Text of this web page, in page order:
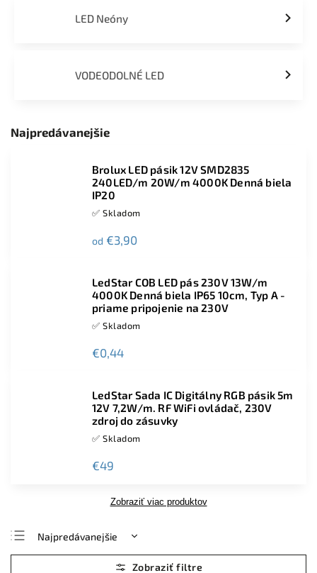
LED Neóny
VODEODOLNÉ LED
Najpredávanejšie
Brolux LED pásik 12V SMD2835
240LED/m 20W/m 4000K Denná biela
IP20
✅ Skladom
od €3,90
LedStar COB LED pás 230V 13W/m
4000K Denná biela IP65 10cm, Typ A -
priame pripojenie na 230V
✅ Skladom
€0,44
LedStar Sada IC Digitálny RGB pásik 5m
12V 7,2W/m. RF WiFi ovládač, 230V
zdroj do zásuvky
✅ Skladom
€49
Zobraziť viac produktov
Najpredávanejšie
Najlacnejšie